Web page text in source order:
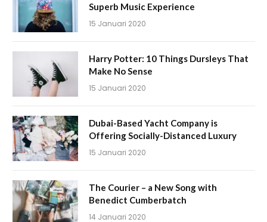
Superb Music Experience
15 Januari 2020
Harry Potter: 10 Things Dursleys That
Make No Sense
15 Januari 2020
Dubai-Based Yacht Company is
Offering Socially-Distanced Luxury
15 Januari 2020
The Courier – a New Song with
Benedict Cumberbatch
14 Januari 2020